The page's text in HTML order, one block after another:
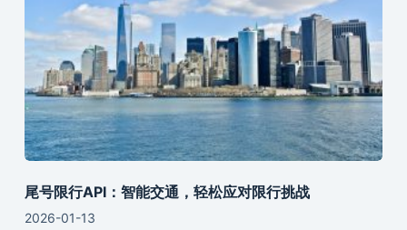
尾号限行API：智能交通，轻松应对限行挑战
2026-01-13